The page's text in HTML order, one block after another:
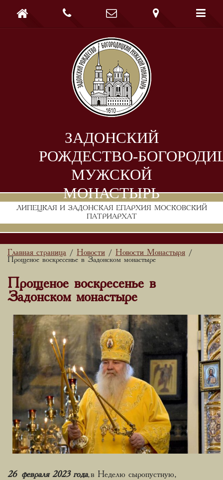
ЗАДОНСКИЙ
РОЖДЕСТВО-
МУЖСКОЙ
МОНАСТЫРЬ
ЛИПЕЦКАЯ И ЗАДОНСКАЯ ЕПАРХИЯ МОСКОВСКИЙ
ПАТРИАРХАТ
    
Главная страница / Новости / Новости Монастыря /
Прощеное воскресенье в Задонском монастыре
Прощеное воскресенье в
Задонском монастыре
26 февраля 2023 года, в Неделю сыропустную,